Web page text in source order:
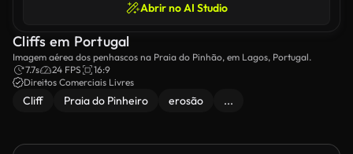
Abrir no AI Studio
Cliffs em Portugal
Imagem aérea dos penhascos na Praia do Pinhão, em Lagos, Portugal.
7.7s
24 FPS
16:9
Direitos Comerciais Livres
Cliff Praia do Pinheiro erosão ...